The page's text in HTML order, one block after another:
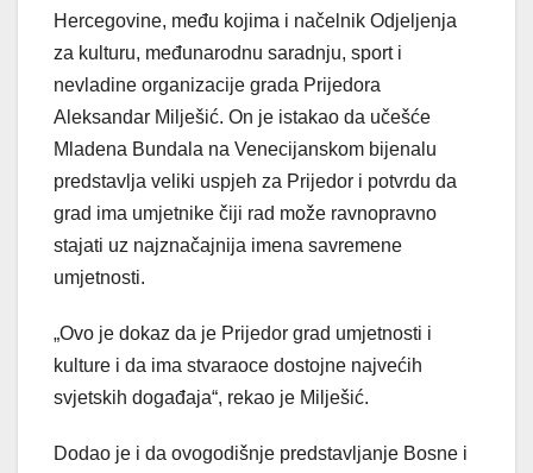
Hercegovine, među kojima i načelnik Odjeljenja
za kulturu, međunarodnu saradnju, sport i
nevladine organizacije grada Prijedora
Aleksandar Milješić. On je istakao da učešće
Mladena Bundala na Venecijanskom bijenalu
predstavlja veliki uspjeh za Prijedor i potvrdu da
grad ima umjetnike čiji rad može ravnopravno
stajati uz najznačajnija imena savremene
umjetnosti.
„Ovo je dokaz da je Prijedor grad umjetnosti i
kulture i da ima stvaraoce dostojne najvećih
svjetskih događaja“, rekao je Milješić.
Dodao je i da ovogodišnje predstavljanje Bosne i